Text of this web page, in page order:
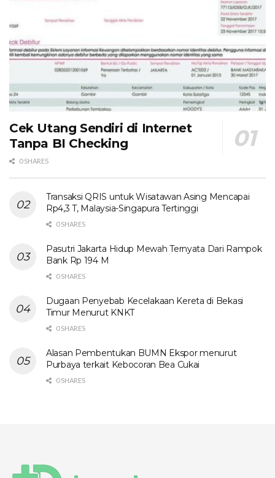
Cek Utang Sendiri di Internet
Tanpa BI Checking
0 SHARES
Transaksi QRIS untuk Wisatawan Asing Mencapai
Rp4,3 T, Malaysia-Singapura Tertinggi
0 SHARES
Pasutri Jakarta Hidup Mewah Ternyata Dari Rampok
Bank Rp 194 M
0 SHARES
Dugaan Penyebab Kecelakaan Kereta di Bekasi
Timur Menurut KNKT
0 SHARES
Alasan Pembentukan BUMN Ekspor menurut
Purbaya terkait Kebocoran Bea Cukai
0 SHARES